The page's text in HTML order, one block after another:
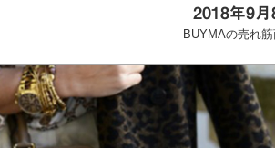
2018年9月
BUYMAの売れ